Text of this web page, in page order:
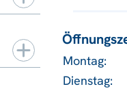
Montag:
Dienstag: